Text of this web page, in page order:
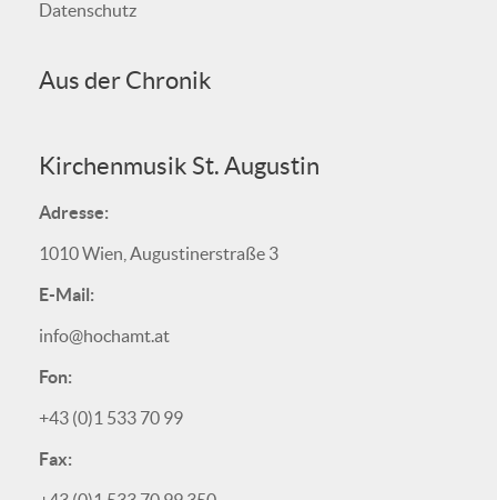
Datenschutz
Aus der Chronik
Kirchenmusik St. Augustin
Adresse:
1010 Wien, Augustinerstraße 3
E-Mail:
info@hochamt.at
Fon:
+43 (0)1 533 70 99
Fax: